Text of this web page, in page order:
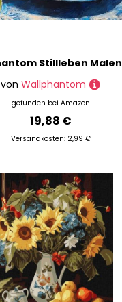
von Wallphantom
gefunden bei Amazon
19,88 €
Versandkosten: 2,99 €